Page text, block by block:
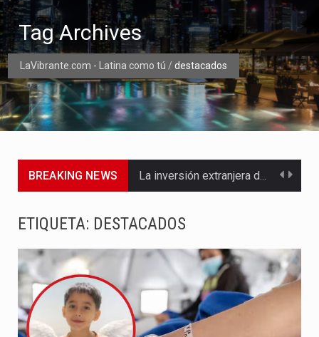
LaVibrante.com - Latina como tú / destacados
Tag Archives
BREAKING NEWS La inversión extranjera directa en Colombia comenzó a dar señales…
A pocas horas del cambio de gobierno, el equipo de…
ETIQUETA: DESTACADOS